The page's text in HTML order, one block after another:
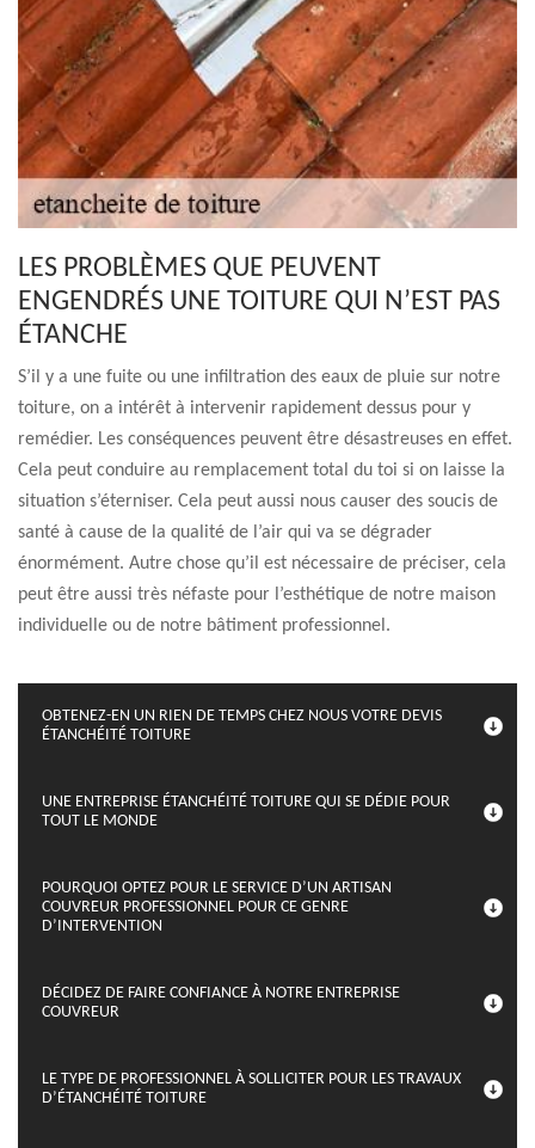
LES PROBLÈMES QUE PEUVENT
ENGENDRÉS UNE TOITURE QUI N’EST PAS
ÉTANCHE
S’il y a une fuite ou une infiltration des eaux de pluie sur notre
toiture, on a intérêt à intervenir rapidement dessus pour y
remédier. Les conséquences peuvent être désastreuses en effet.
Cela peut conduire au remplacement total du toi si on laisse la
situation s’éterniser. Cela peut aussi nous causer des soucis de
santé à cause de la qualité de l’air qui va se dégrader
énormément. Autre chose qu’il est nécessaire de préciser, cela
peut être aussi très néfaste pour l’esthétique de notre maison
individuelle ou de notre bâtiment professionnel.
OBTENEZ-EN UN RIEN DE TEMPS CHEZ NOUS VOTRE DEVIS
ÉTANCHÉITÉ TOITURE
UNE ENTREPRISE ÉTANCHÉITÉ TOITURE QUI SE DÉDIE POUR
TOUT LE MONDE
POURQUOI OPTEZ POUR LE SERVICE D’UN ARTISAN
COUVREUR PROFESSIONNEL POUR CE GENRE
D’INTERVENTION
DÉCIDEZ DE FAIRE CONFIANCE À NOTRE ENTREPRISE
COUVREUR
LE TYPE DE PROFESSIONNEL À SOLLICITER POUR LES TRAVAUX
D’ÉTANCHÉITÉ TOITURE